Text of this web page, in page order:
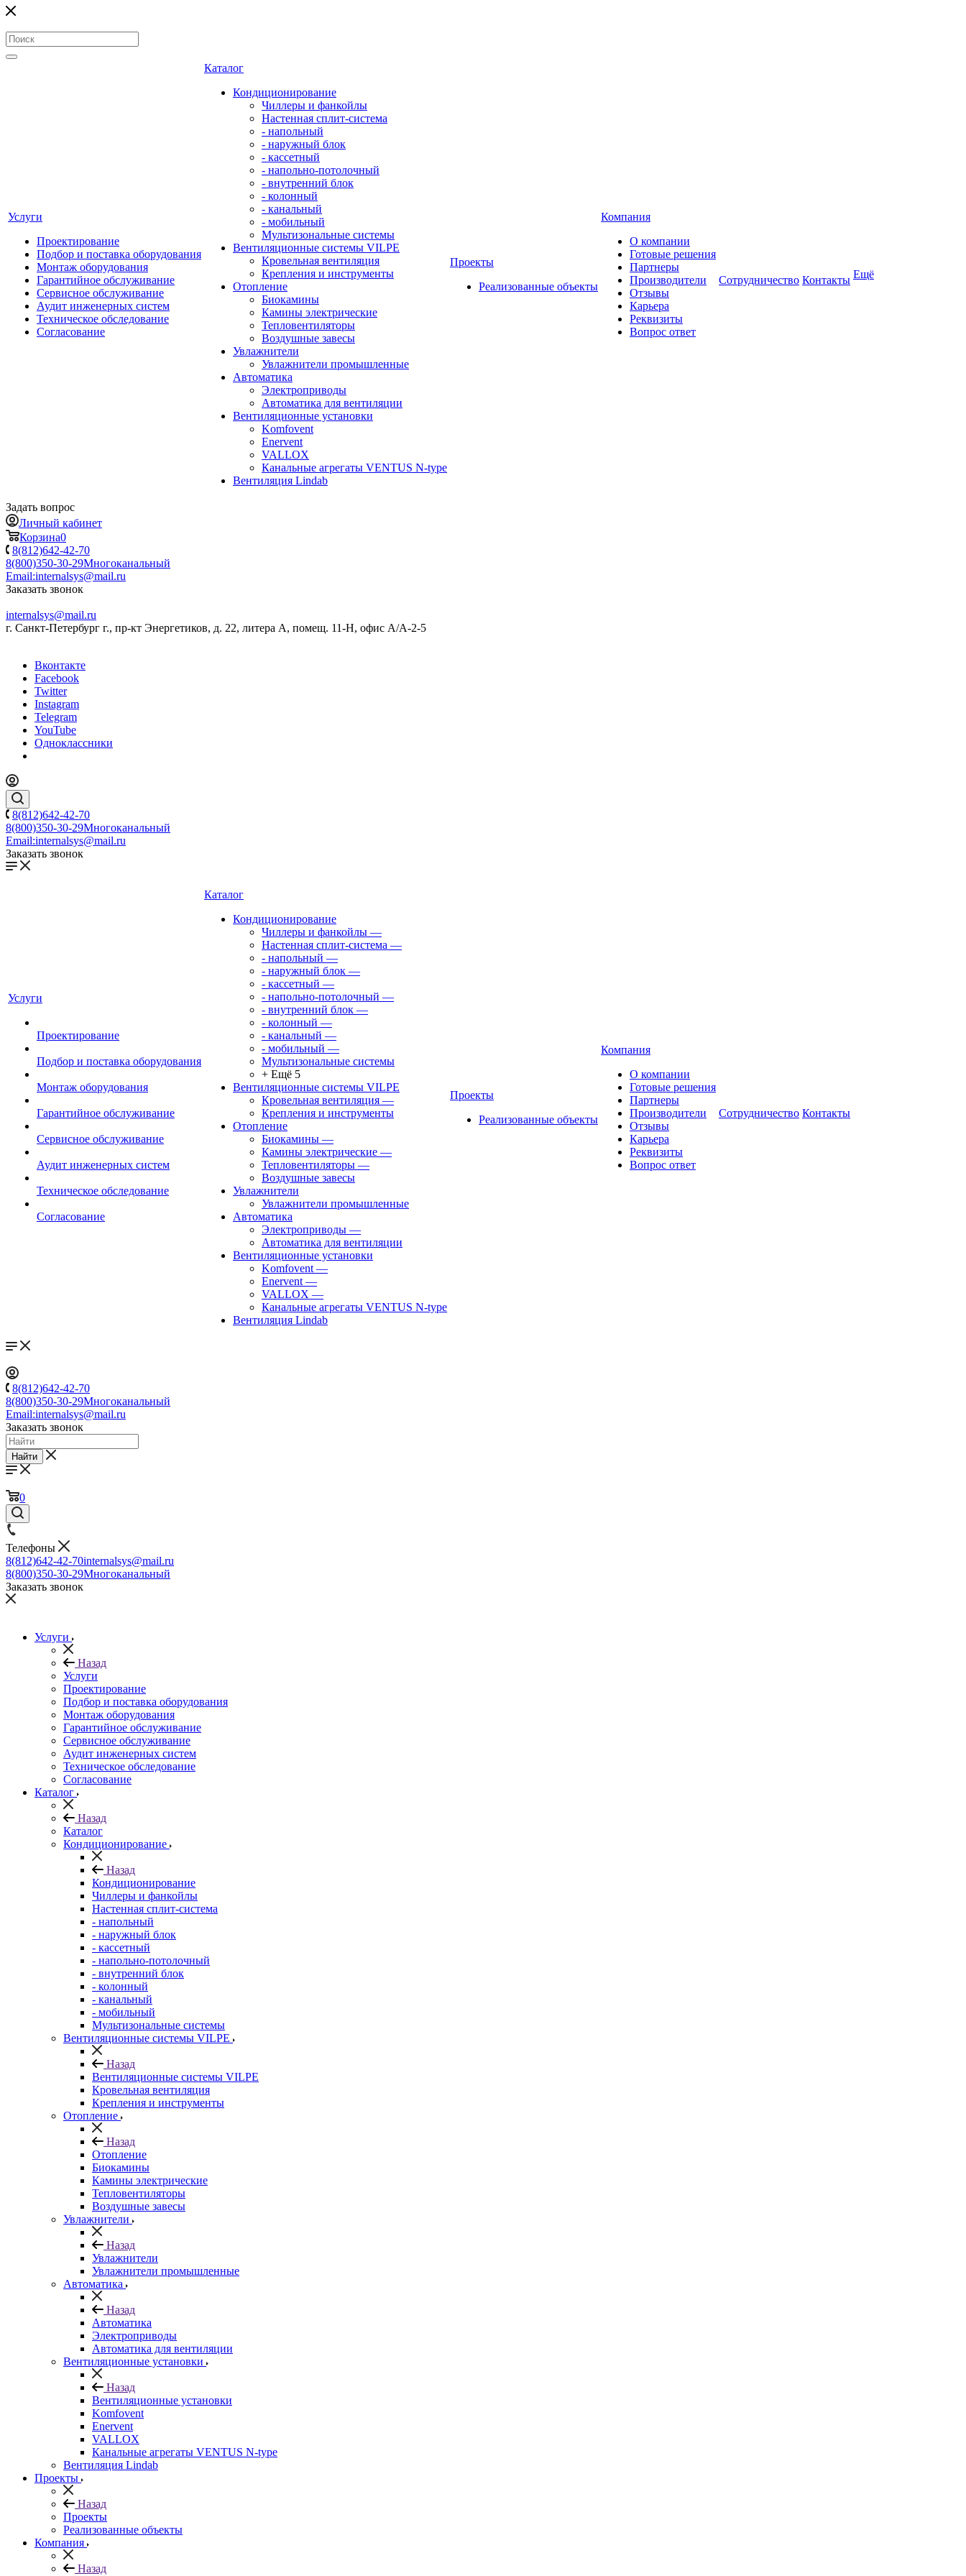
Услуги
Проектирование
Подбор и поставка оборудования
Монтаж оборудования
Гарантийное обслуживание
Сервисное обслуживание
Аудит инженерных систем
Техническое обследование
Согласование
Каталог
Кондиционирование
Чиллеры и фанкойлы
Настенная сплит-система
- напольный
- наружный блок
- кассетный
- напольно-потолочный
- внутренний блок
- колонный
- канальный
- мобильный
Мультизональные системы
Вентиляционные системы VILPE
Кровельная вентиляция
Крепления и инструменты
Отопление
Биокамины
Камины электрические
Тепловентиляторы
Воздушные завесы
Увлажнители
Увлажнители промышленные
Автоматика
Электроприводы
Автоматика для вентиляции
Вентиляционные установки
Komfovent
Enervent
VALLOX
Канальные агрегаты VENTUS N-type
Вентиляция Lindab
Проекты
Реализованные объекты
Компания
О компании
Готовые решения
Партнеры
Производители
Отзывы
Карьера
Реквизиты
Вопрос ответ
Сотрудничество Контакты Ещё
Задать вопрос
Личный кабинет
Корзина0
8(812)642-42-70
8(800)350-30-29Многоканальный
Email:internalsys@mail.ru
Заказать звонок
internalsys@mail.ru
г. Санкт-Петербург г., пр-кт Энергетиков, д. 22, литера А, помещ. 11-Н, офис А/А-2-5
Вконтакте
Facebook
Twitter
Instagram
Telegram
YouTube
Одноклассники
8(812)642-42-70
8(800)350-30-29Многоканальный
Email:internalsys@mail.ru
Заказать звонок
Услуги
Проектирование
Подбор и поставка оборудования
Монтаж оборудования
Гарантийное обслуживание
Сервисное обслуживание
Аудит инженерных систем
Техническое обследование
Согласование
Каталог
Кондиционирование
Чиллеры и фанкойлы —
Настенная сплит-система —
- напольный —
- наружный блок —
- кассетный —
- напольно-потолочный —
- внутренний блок —
- колонный —
- канальный —
- мобильный —
Мультизональные системы
+ Ещё 5
Вентиляционные системы VILPE
Кровельная вентиляция —
Крепления и инструменты
Отопление
Биокамины —
Камины электрические —
Тепловентиляторы —
Воздушные завесы
Увлажнители
Увлажнители промышленные
Автоматика
Электроприводы —
Автоматика для вентиляции
Вентиляционные установки
Komfovent —
Enervent —
VALLOX —
Канальные агрегаты VENTUS N-type
Вентиляция Lindab
Проекты
Реализованные объекты
Компания
О компании
Готовые решения
Партнеры
Производители
Отзывы
Карьера
Реквизиты
Вопрос ответ
Сотрудничество Контакты
8(812)642-42-70
8(800)350-30-29Многоканальный
Email:internalsys@mail.ru
Заказать звонок
Найти
0
Телефоны
8(812)642-42-70internalsys@mail.ru
8(800)350-30-29Многоканальный
Заказать звонок
Услуги
Назад
Услуги
Проектирование
Подбор и поставка оборудования
Монтаж оборудования
Гарантийное обслуживание
Сервисное обслуживание
Аудит инженерных систем
Техническое обследование
Согласование
Каталог
Назад
Каталог
Кондиционирование
Назад
Кондиционирование
Чиллеры и фанкойлы
Настенная сплит-система
- напольный
- наружный блок
- кассетный
- напольно-потолочный
- внутренний блок
- колонный
- канальный
- мобильный
Мультизональные системы
Вентиляционные системы VILPE
Назад
Вентиляционные системы VILPE
Кровельная вентиляция
Крепления и инструменты
Отопление
Назад
Отопление
Биокамины
Камины электрические
Тепловентиляторы
Воздушные завесы
Увлажнители
Назад
Увлажнители
Увлажнители промышленные
Автоматика
Назад
Автоматика
Электроприводы
Автоматика для вентиляции
Вентиляционные установки
Назад
Вентиляционные установки
Komfovent
Enervent
VALLOX
Канальные агрегаты VENTUS N-type
Вентиляция Lindab
Проекты
Назад
Проекты
Реализованные объекты
Компания
Назад